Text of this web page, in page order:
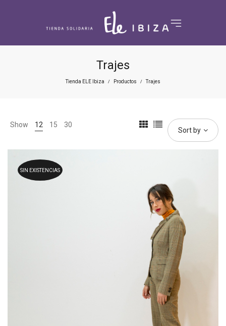
Trajes
Tienda ELE Ibiza / Productos / Trajes
Show 12 15 30
Sort by
SIN EXISTENCIAS